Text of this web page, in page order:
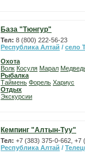
База "Тюнгур"
Тел: 8 (800) 222-56-23
Республика Алтай / село
Охота
Волк Косуля Марал
Рыбалка
Таймень Форель Хариус
Отдых
Экскурсии
Кемпинг "Алтын-Туу"
Тел: +7 (383) 375-0-662, +7
Республика Алтай /